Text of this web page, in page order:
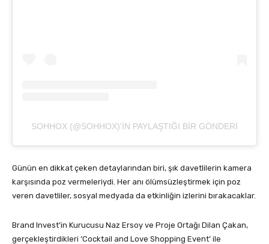
SOHHOX (@SOHHOX)'IN PAYLAŞTIĞI BIR GÖNDERI
Günün en dikkat çeken detaylarından biri, şık davetlilerin kamera
karşısında poz vermeleriydi. Her anı ölümsüzleştirmek için poz
veren davetliler, sosyal medyada da etkinliğin izlerini bırakacaklar.
Brand Invest’in Kurucusu Naz Ersoy ve Proje Ortağı Dilan Çakan,
gerçekleştirdikleri ‘Cocktail and Love Shopping Event’ ile